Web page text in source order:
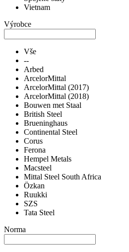
Vietnam
Výrobce
Vše
--
Arbed
ArcelorMittal
ArcelorMittal (2017)
ArcelorMittal (2018)
Bouwen met Staal
British Steel
Brueninghaus
Continental Steel
Corus
Ferona
Hempel Metals
Macsteel
Mittal Steel South Africa
Özkan
Ruukki
SZS
Tata Steel
Norma